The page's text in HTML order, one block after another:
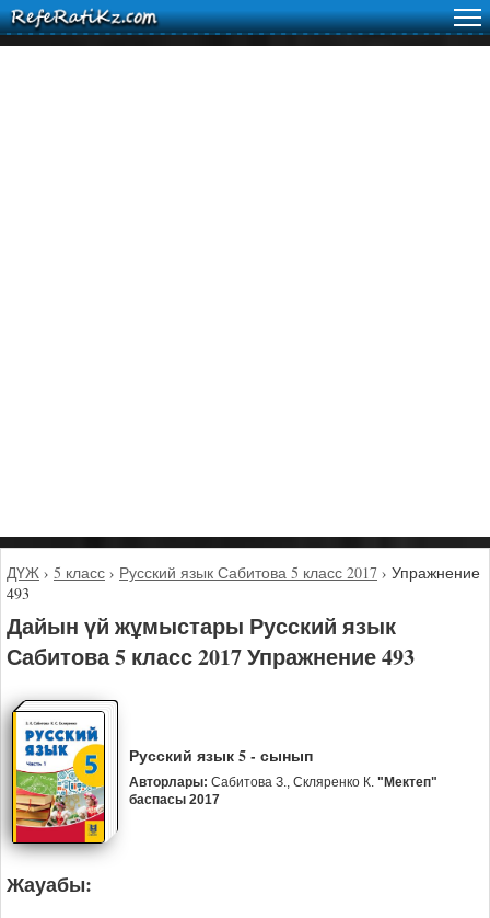
ДҮЖ › 5 класс › Русский язык Сабитова 5 класс 2017 › Упражнение
493
Дайын үй жұмыстары Русский язык
Сабитова 5 класс 2017 Упражнение 493
Русский язык 5 - сынып
Авторлары: Сабитова З., Скляренко К. "Мектеп"
баспасы 2017
Жауабы: